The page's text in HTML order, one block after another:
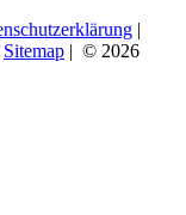
|
Sitemap | © 2026